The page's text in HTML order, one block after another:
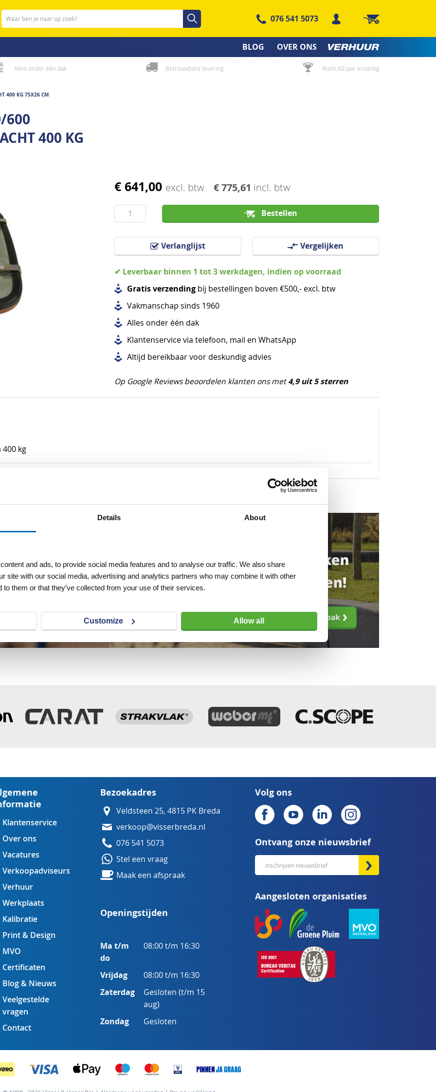
Details About
and ads, to provide social media features and to analyse our traffic. We also share
site with our social media, advertising and analytics partners who may combine it with other
to them or that they’ve collected from your use of their services.
Customize Allow all
Zoeken Zoeken
076 541 5073 Winkelwagen
BLOG OVER ONS
Alles onder één dak Betrouwbare levering Ruim 60 jaar ervaring
400 KG 75X26 CM
600
400 KG
€ 641,00 excl. btw € 775,61 incl. btw
Bestellen
Verlanglijst Vergelijken
✔ Leverbaar binnen 1 tot 3 werkdagen, indien op voorraad
Gratis verzending bij bestellingen boven €500,- excl. btw
Vakmanschap sinds 1960
Alles onder één dak
Klantenservice via telefoon, mail en WhatsApp
Altijd bereikbaar voor deskundig advies
Op Google Reviews beoordelen klanten ons met4,9 uit 5 sterren
kg
Klantenservice
Over ons
Vacatures
Verkoopadviseurs
Verhuur
Werkplaats
Kalibratie
Print & Design
MVO
Certificaten
Blog & Nieuws
Veelgestelde
vragen
Contact
Bezoekadres
Veldsteen 25, 4815 PK Breda
verkoop@visserbreda.nl
076 541 5073
Stel een vraag
Maak een afspraak
Openingstijden
Ma t/m
do
08:00 t/m 16:30
Vrijdag 08:00 t/m 16:30
Zaterdag
Gesloten (t/m 15
aug)
Zondag Gesloten
Volg ons
Ontvang onze nieuwsbrief
Abonneer
u
onze
nieuwsbrief
Aangesloten organisaties